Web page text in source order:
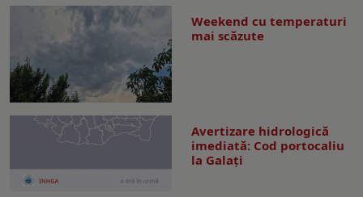
Weekend cu temperaturi
mai scăzute
Avertizare hidrologică
imediată: Cod portocaliu
la Galaţi